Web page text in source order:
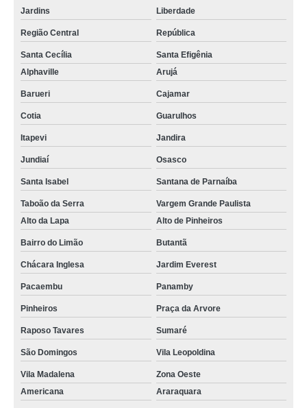
Jardins Liberdade
Região Central República
Santa Cecília
Santa Efigênia
Alphaville
Arujá
Barueri Cajamar
Cotia Guarulhos
Itapevi Jandira
Jundiaí Osasco
Santa Isabel Santana de Parnaíba
Taboão da Serra
Vargem Grande Paulista
Alto da Lapa
Alto de Pinheiros
Bairro do Limão Butantã
Chácara Inglesa Jardim Everest
Pacaembu Panamby
Pinheiros Praça da Arvore
Raposo Tavares Sumaré
São Domingos Vila Leopoldina
Vila Madalena
Zona Oeste
Americana
Araraquara